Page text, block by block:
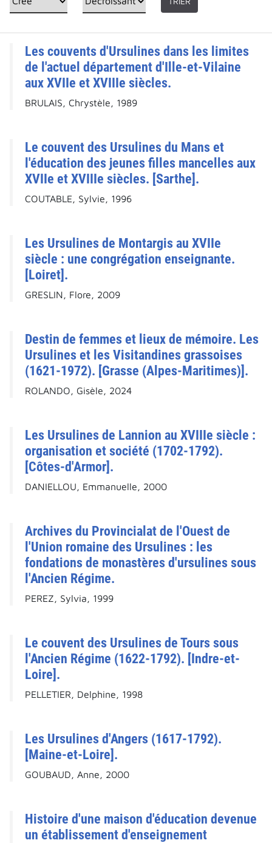
Les couvents d'Ursulines dans les limites
de l'actuel département d'Ille-et-Vilaine
aux XVIIe et XVIIIe siècles.
BRULAIS, Chrystèle, 1989
Le couvent des Ursulines du Mans et
l'éducation des jeunes filles mancelles aux
XVIIe et XVIIIe siècles. [Sarthe].
COUTABLE, Sylvie, 1996
Les Ursulines de Montargis au XVIIe
siècle : une congrégation enseignante.
[Loiret].
GRESLIN, Flore, 2009
Destin de femmes et lieux de mémoire. Les
Ursulines et les Visitandines grassoises
(1621-1972). [Grasse (Alpes-Maritimes)].
ROLANDO, Gisèle, 2024
Les Ursulines de Lannion au XVIIIe siècle :
organisation et société (1702-1792).
[Côtes-d'Armor].
DANIELLOU, Emmanuelle, 2000
Archives du Provincialat de l'Ouest de
l'Union romaine des Ursulines : les
fondations de monastères d'ursulines sous
l'Ancien Régime.
PEREZ, Sylvia, 1999
Le couvent des Ursulines de Tours sous
l'Ancien Régime (1622-1792). [Indre-et-
Loire].
PELLETIER, Delphine, 1998
Les Ursulines d'Angers (1617-1792).
[Maine-et-Loire].
GOUBAUD, Anne, 2000
Histoire d'une maison d'éducation devenue
un établissement d'enseignement